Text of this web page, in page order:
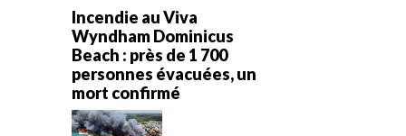
Incendie au Viva
Wyndham Dominicus
Beach : près de 1 700
personnes évacuées, un
mort confirmé